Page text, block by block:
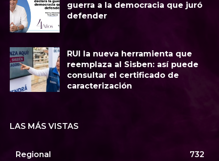
guerra a la democracia que juró
defender
RUI la nueva herramienta que
reemplaza al Sisben: así puede
consultar el certificado de
caracterización
LAS MÁS VISTAS
Regional 732